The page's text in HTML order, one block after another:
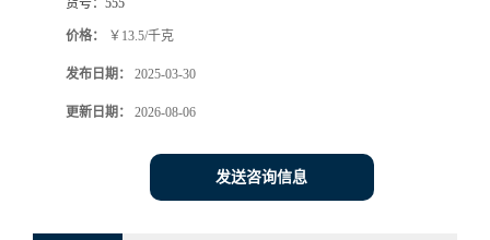
价格： ￥13.5/千克
发布日期： 2025-03-30
更新日期： 2026-08-06
发送咨询信息